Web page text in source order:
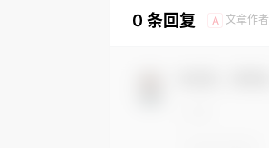
0 条回复 A 文章作者